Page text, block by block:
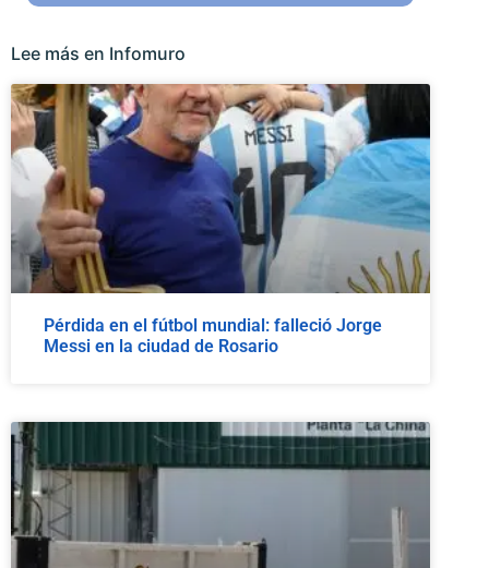
Lee más en Infomuro
Pérdida en el fútbol mundial: falleció Jorge
Messi en la ciudad de Rosario